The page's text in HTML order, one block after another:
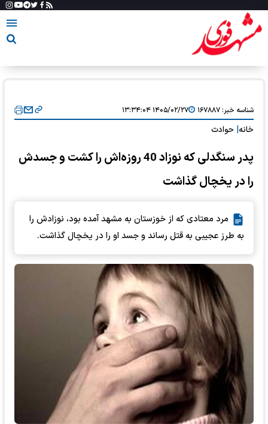
شناسه خبر:۱۶۷۸۸۷ ۱۴۰۵/۰۲/۲۷ ۱۳:۳۴:۰۴
خانه حوادث
پدر سنگدلی که نوزاد 40 روزه‌اش را کشت و جسدش
را در یخچال گذاشت
مرد معتادی که از خوزستان به مشهد آمده بود، نوزادش را
به طرز عجیبی به قتل رساند و جسد او را در یخچال گذاشت.